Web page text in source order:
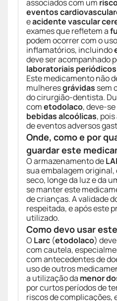
associados com um
eventos
eacidente vascular
exames que refletem a
podem ocorrer com o
inflamatórios, incluindo
deve ser acompanhado
laboratoriais periódicos
Este medicamento não
mulheresgrávidas sem
do cirurgião-dentista.
cometodolaco, deve-
bebidas alcoólicas,
de eventos adversos
Onde, como e por
guardar este
O armazenamento de
sua embalagem
seco, longe da luz e da
se manter este
de crianças. A validade
respeitada, e após este
utilizado.
Como devo usar
O Larc (etodolaco)
com cautela,
com antecedentes de
uso de outros
a utilização da menor
por curtos períodos de
riscos de complicações,